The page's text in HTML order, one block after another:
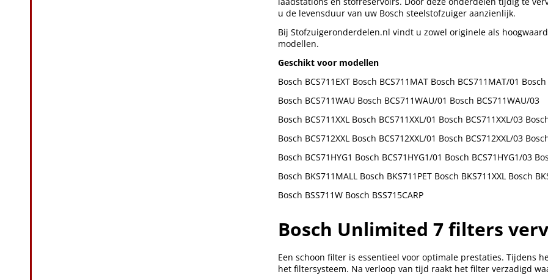
u de levensduur van uw Bosch steelstofzuiger aanzienlijk.
Bij Stofzuigeronderdelen.nl vindt u zowel originele als
modellen.
Geschikt voor modellen
Bosch BCS711EXT Bosch BCS711MAT Bosch BCS711MAT/01
Bosch BCS711WAU Bosch BCS711WAU/01 Bosch BCS711WAU/03
Bosch BCS711XXL Bosch BCS711XXL/01 Bosch BCS711XXL/03
Bosch BCS712XXL Bosch BCS712XXL/01 Bosch BCS712XXL/03
Bosch BCS71HYG1 Bosch BCS71HYG1/01 Bosch BCS71HYG1/03
Bosch BKS711MALL Bosch BKS711PET Bosch BKS711XXL Bosch
Bosch BSS711W Bosch BSS715CARP
Bosch Unlimited 7 filters
Een schoon filter is essentieel voor optimale prestaties. Tijdens
het filtersysteem. Na verloop van tijd raakt het filter verzadigd